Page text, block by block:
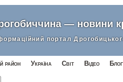
— новини
портал
район Україна Світ Відео